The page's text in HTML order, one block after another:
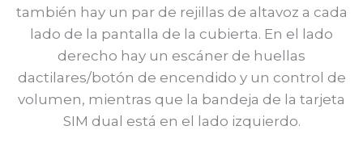
también hay un par de rejillas de altavoz a cada
lado de la pantalla de la cubierta. En el lado
derecho hay un escáner de huellas
dactilares/botón de encendido y un control de
volumen, mientras que la bandeja de la tarjeta
SIM dual está en el lado izquierdo.